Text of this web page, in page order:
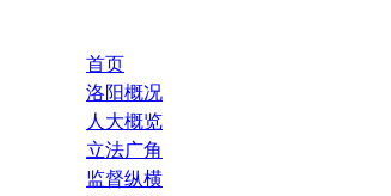
首页
洛阳概况
人大概览
立法广角
监督纵横